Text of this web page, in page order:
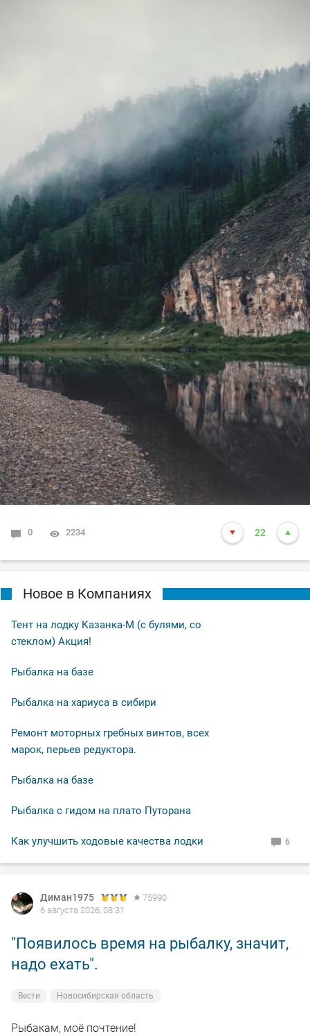
0 2234 22
Новое в Компаниях
Тент на лодку Казанка-М (с булями, со
стеклом) Акция!
Рыбалка на базе
Рыбалка на хариуса в сибири
Ремонт моторных гребных винтов, всех
марок, перьев редуктора.
Рыбалка на базе
Рыбалка с гидом на плато Путорана
Как улучшить ходовые качества лодки 6
Диман1975
75990
6 августа 2026, 08:31
"Появилось время на рыбалку, значит,
надо ехать".
Вести Новосибирская область
Рыбакам, моё почтение!